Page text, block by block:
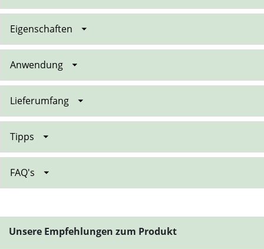
Eigenschaften
Anwendung
Lieferumfang
Tipps
FAQ's
Unsere Empfehlungen zum Produkt